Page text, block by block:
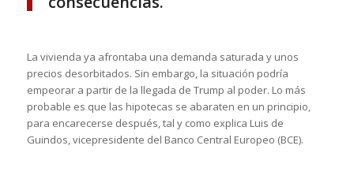
La vivienda ya afrontaba una demanda saturada y unos
precios desorbitados. Sin embargo, la situación podría
empeorar a partir de la llegada de Trump al poder. Lo más
probable es que las hipotecas se abaraten en un principio,
para encarecerse después, tal y como explica Luis de
Guindos, vicepresidente del Banco Central Europeo (BCE).